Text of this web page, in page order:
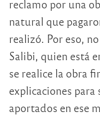
reclamo por una
natural que
realizó. Por eso,
Salibi, quien está
se realice la obra
explicaciones
aportados en ese